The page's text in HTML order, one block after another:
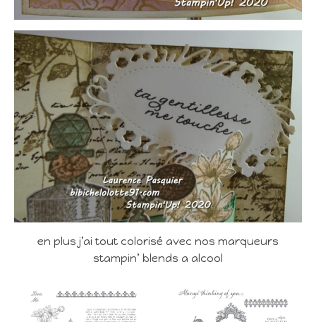
en plus j’ai tout colorisé avec nos marqueurs
stampin’ blends a alcool